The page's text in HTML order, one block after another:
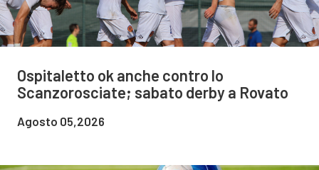
Ospitaletto ok anche contro lo
Scanzorosciate; sabato derby a Rovato
Agosto 05,2026